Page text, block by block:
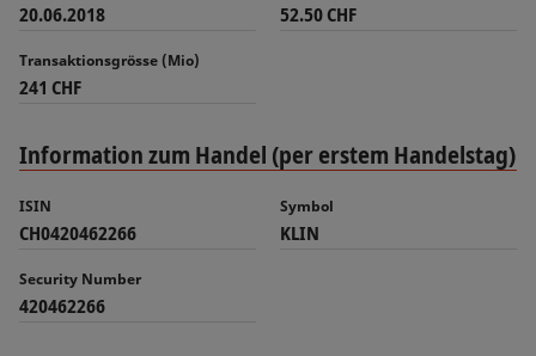
20.06.2018 52.50 CHF
Transaktionsgrösse (Mio)
241 CHF
Information zum Handel (per erstem Handelstag)
ISIN
CH0420462266
Symbol
KLIN
Security Number
420462266